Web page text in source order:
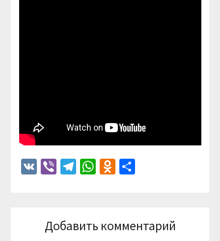
VKViberTelegram
WhatsApp
Odnoklassniki
Отправить
Добавить комментарий